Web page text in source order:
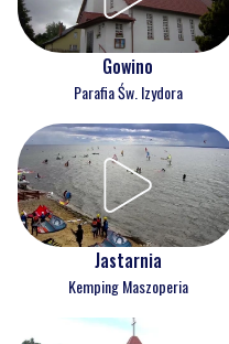
Gowino
Parafia Św. Izydora
Jastarnia
Kemping Maszoperia